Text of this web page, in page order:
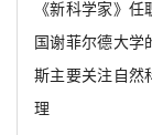
《新科学家》
国谢菲尔德大学
斯主要关注自然
理